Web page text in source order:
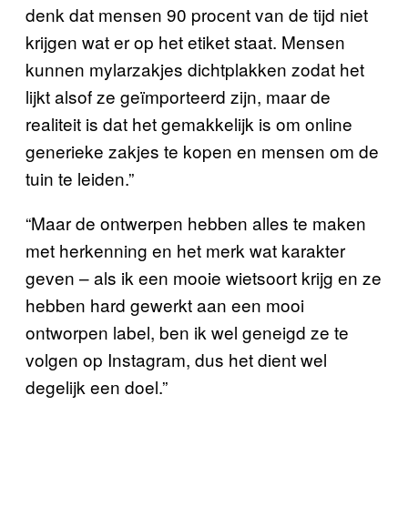
denk dat mensen 90 procent van de tijd niet
krijgen wat er op het etiket staat. Mensen
kunnen mylarzakjes dichtplakken zodat het
lijkt alsof ze geïmporteerd zijn, maar de
realiteit is dat het gemakkelijk is om online
generieke zakjes te kopen en mensen om de
tuin te leiden.”
“Maar de ontwerpen hebben alles te maken
met herkenning en het merk wat karakter
geven – als ik een mooie wietsoort krijg en ze
hebben hard gewerkt aan een mooi
ontworpen label, ben ik wel geneigd ze te
volgen op Instagram, dus het dient wel
degelijk een doel.”